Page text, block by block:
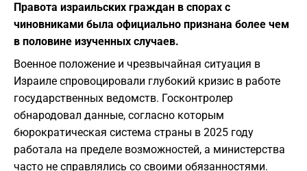
Правота израильских граждан в спорах с
чиновниками была официально признана более чем
в половине изученных случаев.
Военное положение и чрезвычайная ситуация в
Израиле спровоцировали глубокий кризис в работе
государственных ведомств. Госконтролер
обнародовал данные, согласно которым
бюрократическая система страны в 2025 году
работала на пределе возможностей, а министерства
часто не справлялись со своими обязанностями.